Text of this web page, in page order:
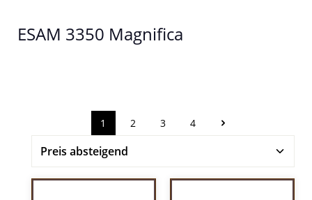
ESAM 3350 Magnifica
Seite
1 Seite
2 Seite
3 Seite
4